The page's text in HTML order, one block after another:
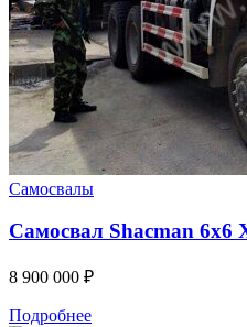
Самосвалы
Самосвал Shacman 6x6
8 900 000 ₽
Подробнее